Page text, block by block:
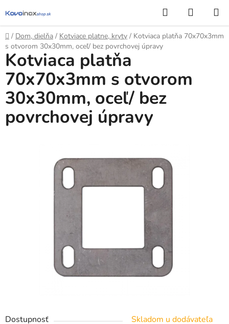
na
obsah
Hľadať
KOŠÍK
Domov
/ Dom, dielňa / Kotviace platne, kryty / Kotviaca platňa 70x70x3mm
s otvorom 30x30mm, oceľ/ bez povrchovej úpravy
Dostupnosť
Skladom u dodávateľa
Kotviaca platňa
70x70x3mm s otvorom
30x30mm, oceľ/ bez
povrchovej úpravy